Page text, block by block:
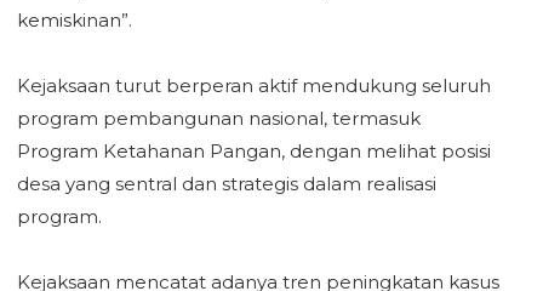
‎kemiskinan”.
‎Kejaksaan turut berperan aktif mendukung seluruh
program pembangunan nasional, termasuk
‎Program Ketahanan Pangan, dengan melihat posisi
desa yang sentral dan strategis dalam realisasi
‎program.
‎Kejaksaan mencatat adanya tren peningkatan kasus